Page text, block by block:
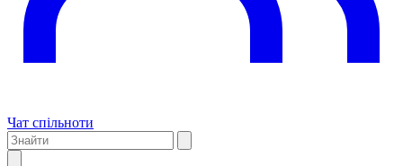
Чат спільноти